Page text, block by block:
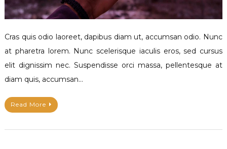
Cras quis odio laoreet, dapibus diam ut, accumsan odio. Nunc
at pharetra lorem. Nunc scelerisque iaculis eros, sed cursus
elit dignissim nec. Suspendisse orci massa, pellentesque at
diam quis, accumsan…
Read More